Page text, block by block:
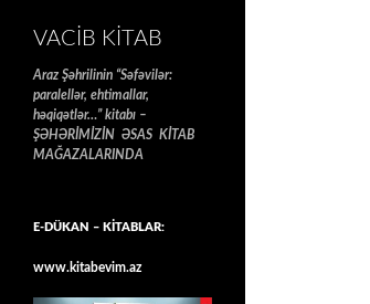
VACIB KITAB
Araz Şəhrilinin “Səfəvilər:
paralellər, ehtimallar,
həqiqətlər…” kitabı –
ŞƏHƏRİMİZİN ƏSAS KİTAB
MAĞAZALARINDA
E-DÜKAN – KİTABLAR:
www.kitabevim.az